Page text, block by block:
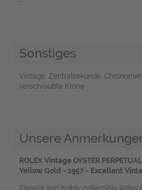
Sonstiges
Vintage, Zentralsekunde,
verschraubte Krone
Unsere
ROLEX Vintage OYSTER
Yellow Gold - 1957 - Excellent